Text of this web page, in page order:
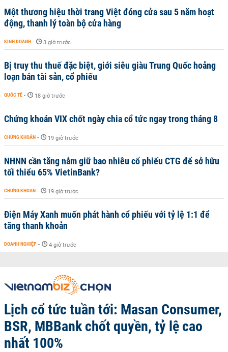
Một thương hiệu thời trang Việt đóng cửa sau 5 năm hoạt
động, thanh lý toàn bộ cửa hàng
KINH DOANH - 3 giờ trước
Bị truy thu thuế đặc biệt, giới siêu giàu Trung Quốc hoảng
loạn bán tài sản, cổ phiếu
QUỐC TẾ - 18 giờ trước
Chứng khoán VIX chốt ngày chia cổ tức ngay trong tháng 8
CHỨNG KHOÁN - 19 giờ trước
NHNN cần tăng nắm giữ bao nhiêu cổ phiếu CTG để sở hữu
tối thiểu 65% VietinBank?
CHỨNG KHOÁN - 19 giờ trước
Điện Máy Xanh muốn phát hành cổ phiếu với tỷ lệ 1:1 để
tăng thanh khoản
DOANH NGHIỆP - 4 giờ trước
Lịch cổ tức tuần tới: Masan Consumer,
BSR, MBBank chốt quyền, tỷ lệ cao
nhất 100%